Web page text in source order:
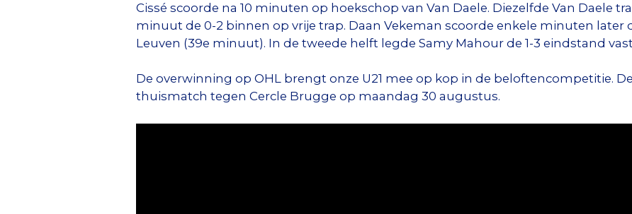
Cissé scoorde na 10 minuten op hoekschop van Van Daele. Diezelfde Van Daele
minuut de 0-2 binnen op vrije trap. Daan Vekeman scoorde enkele minuten later
Leuven (39e minuut). In de tweede helft legde Samy Mahour de 1-3 eindstand
De overwinning op OHL brengt onze U21 mee op kop in de beloftencompetitie.
thuismatch tegen Cercle Brugge op maandag 30 augustus.